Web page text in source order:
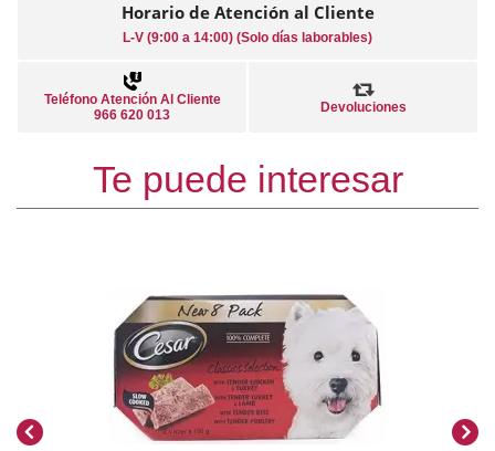
Horario de Atención al Cliente
L-V (9:00 a 14:00) (Solo días laborables)
Teléfono Atención Al Cliente
966 620 013
Devoluciones
Te puede interesar